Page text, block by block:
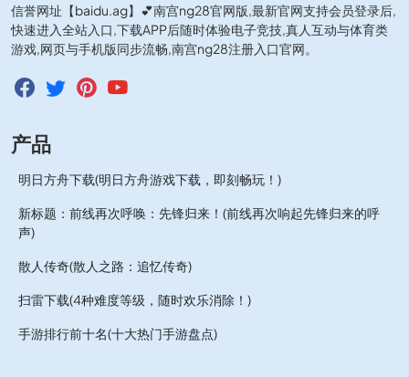
信誉网址【baidu.ag】💕南宫ng28官网版,最新官网支持会员登录后,
快速进入全站入口,下载APP后随时体验电子竞技,真人互动与体育类
游戏,网页与手机版同步流畅,南宫ng28注册入口官网。
产品
明日方舟下载(明日方舟游戏下载，即刻畅玩！)
新标题：前线再次呼唤：先锋归来！(前线再次响起先锋归来的呼
声)
散人传奇(散人之路：追忆传奇)
扫雷下载(4种难度等级，随时欢乐消除！)
手游排行前十名(十大热门手游盘点)